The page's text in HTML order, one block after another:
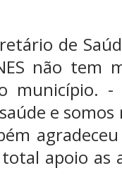
de
não tem
município. -
e
apoio as